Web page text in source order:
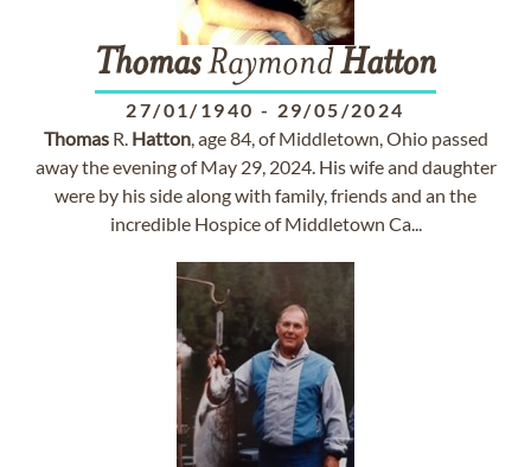
ThomasRaymondHatton
27/01/1940 - 29/05/2024
ThomasR. Hatton, age 84, of Middletown, Ohio passed
away the evening of May 29, 2024. His wife and daughter
were by his side along with family, friends and an the
incredible Hospice of Middletown Ca...